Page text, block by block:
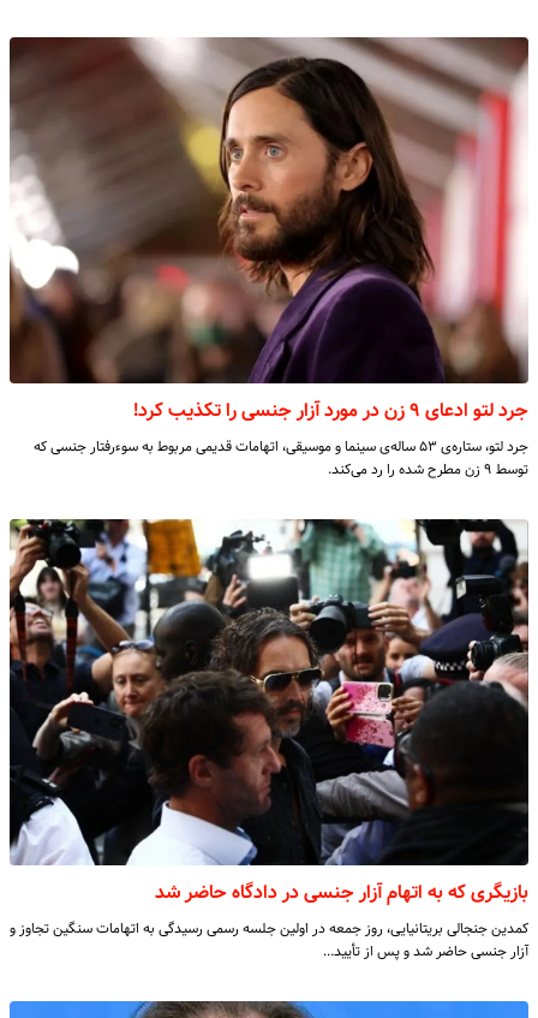
جرد لتو ادعای ۹ زن در مورد آزار جنسی را تکذیب کرد!
جرد لتو، ستاره‌ی ۵۳ سالە‌ی سینما و موسیقی، اتهامات قدیمی مربوط به سوءرفتار جنسی که
توسط ۹ زن مطرح شده را رد می‌کند.
بازیگری که به اتهام آزار جنسی در دادگاه حاضر شد
کمدین جنجالی بریتانیایی، روز جمعه در اولین جلسه رسمی رسیدگی به اتهامات سنگین تجاوز و
آزار جنسی حاضر شد و پس از تأیید…